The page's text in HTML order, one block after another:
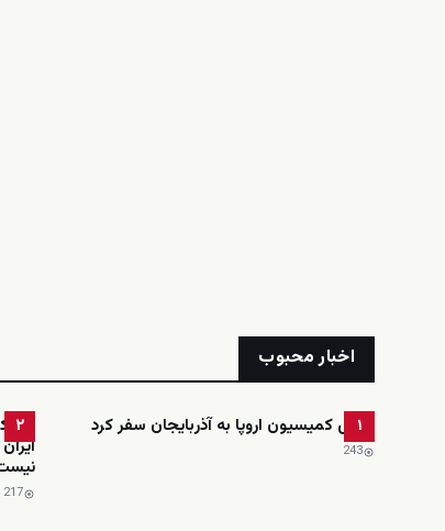
اخبار محبوب
۱
رئیس کمیسیون اروپا به آذربایجان سفر کرد
243
۲
217